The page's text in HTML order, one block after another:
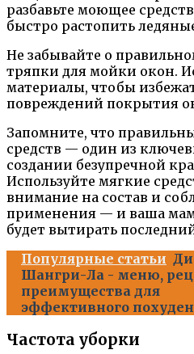
разбавьте моющее
быстро растопить
Не забывайте о
тряпки для мойки окон.
материалы, чтобы
повреждений покрытия
Запомните, что
средств — один из
создании безупречной
Используйте мягкие
внимание на состав и
применения — и ваша
будет вытирать
Популярные статьи
Шангри-Ла - меню,
преимущества для
эффективного
Частота уборки